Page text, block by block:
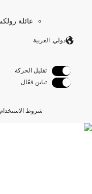
عائلة
دولي: العربية
تقليل الحركة
تباين فعّال
شروط الاستخدام